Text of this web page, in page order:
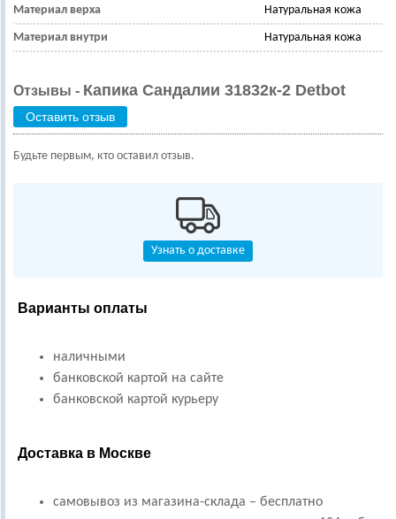
Материал верха Натуральная кожа
Материал внутри Натуральная кожа
Отзывы - Капика Сандалии 31832к-2 Detbot
Оставить отзыв
Будьте первым, кто оставил отзыв.
Узнать о доставке
Варианты оплаты
наличными
банковской картой на сайте
банковской картой курьеру
Доставка в Москве
самовывоз из магазина-склада – бесплатно